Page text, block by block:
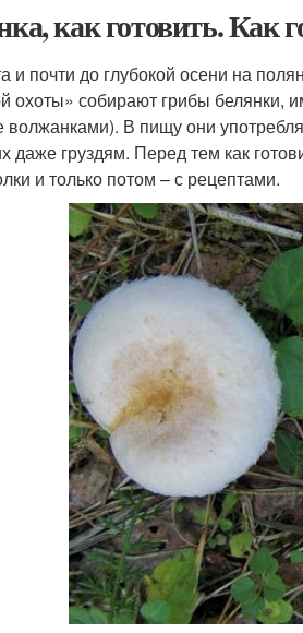
как готовить. Как
и почти до глубокой осени на
охоты» собирают грибы
волжанками). В пищу они
даже груздям. Перед тем как
и только потом – с рецептами.